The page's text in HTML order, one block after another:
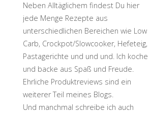
Neben Alltäglichem findest Du hier
jede Menge Rezepte aus
unterschiedlichen Bereichen wie Low
Carb, Crockpot/Slowcooker, Hefeteig,
Pastagerichte und und und. Ich koche
und backe aus Spaß und Freude.
Ehrliche Produktreviews sind ein
weiterer Teil meines Blogs.
Und manchmal schreibe ich auch